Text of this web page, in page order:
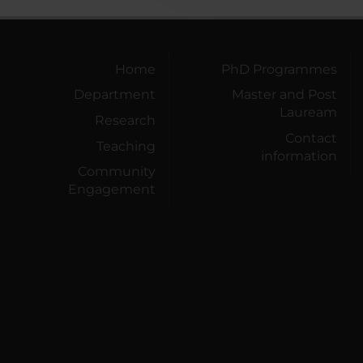
Home
Department
Research
Teaching
Community
Engagement
PhD Programmes
Master and Post
Lauream
Contact
information